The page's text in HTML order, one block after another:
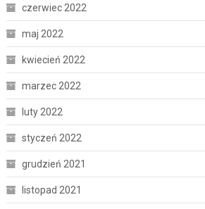
czerwiec 2022
maj 2022
kwiecień 2022
marzec 2022
luty 2022
styczeń 2022
grudzień 2021
listopad 2021